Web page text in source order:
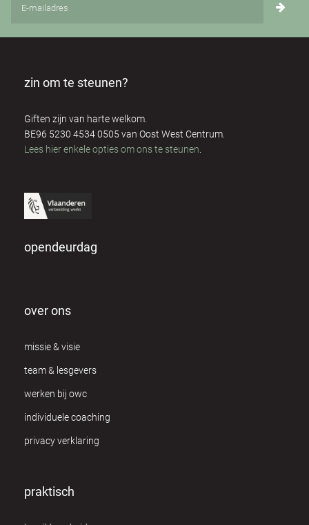
zin om te steunen?
Giften zijn van harte welkom.
BE96 5230 4534 0505 van Oost West Centrum.
Lees hier enkele opties om ons te steunen
opendeurdag
over ons
missie & visie
team & lesgevers
werken bij owc
individuele coaching
privacy verklaring
praktisch